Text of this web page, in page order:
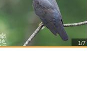
1/7